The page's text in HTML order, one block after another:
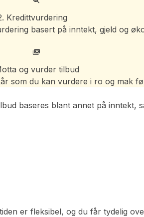
Kredittvurdering
basert på inntekt, gjeld og
og vurder tilbud
som du kan vurdere i ro og mak
baseres blant annet på inntekt,
er fleksibel, og du får tydelig